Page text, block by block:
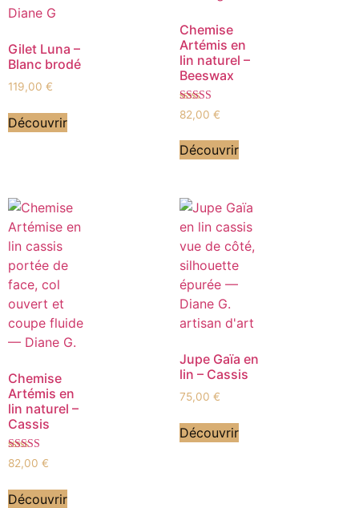
Gilet Luna –
Blanc brodé
119,00 €
Découvrir
Chemise
Artémis en
lin naturel –
Beeswax
Note
5.00
82,00 €
Découvrir
Chemise
Artémis en
lin naturel –
Cassis
Note
5.00
82,00 €
Découvrir
Jupe Gaïa en
lin – Cassis
75,00 €
Découvrir